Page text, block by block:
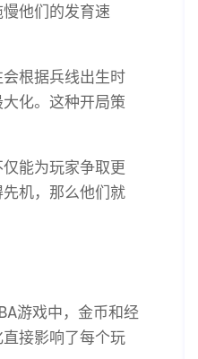
他们的发育速
根据兵线出生时
化。这种开局策
能为玩家争取更
机，那么他们就
游戏中，金币和经
接影响了每个玩